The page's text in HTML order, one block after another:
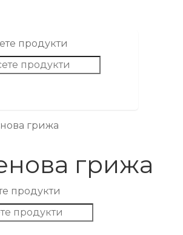
продукти
грижа
грижа
продукти